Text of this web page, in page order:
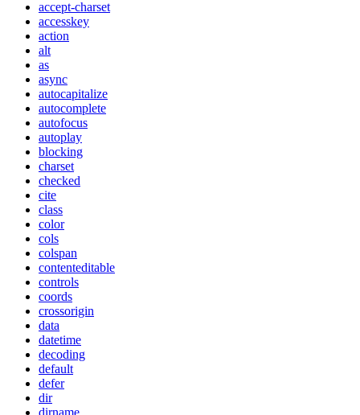
accept-charset
accesskey
action
alt
as
async
autocapitalize
autocomplete
autofocus
autoplay
blocking
charset
checked
cite
class
color
cols
colspan
contenteditable
controls
coords
crossorigin
data
datetime
decoding
default
defer
dir
dirname